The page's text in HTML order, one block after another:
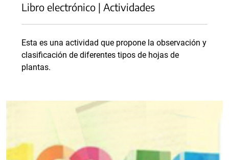
Libro electrónico | Actividades
Esta es una actividad que propone la observación y
clasificación de diferentes tipos de hojas de
plantas.